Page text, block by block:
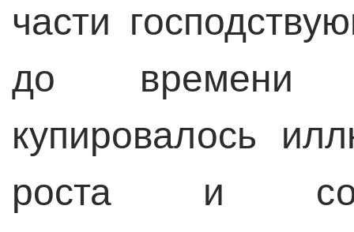
части
до времени
купировалось
роста и